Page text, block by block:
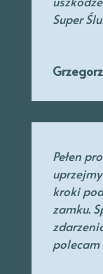
Super
Grzegorz
Pełen
uprzejmy
kroki
zamku.
polecam